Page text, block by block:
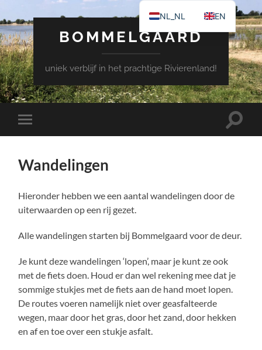
BOMMELGAARD
uniek verblijf in het prachtige Rivierenland!
Schakel
naar
Wandelingen
Hieronder hebben we een aantal wandelingen door de
uiterwaarden op een rij gezet.
Alle wandelingen starten bij Bommelgaard voor de deur.
Je kunt deze wandelingen ‘lopen’, maar je kunt ze ook
met de fiets doen. Houd er dan wel rekening mee dat je
sommige stukjes met de fiets aan de hand moet lopen.
De routes voeren namelijk niet over geasfalteerde
wegen, maar door het gras, door het zand, door hekken
en af en toe over een stukje asfalt.
NL_NL EN